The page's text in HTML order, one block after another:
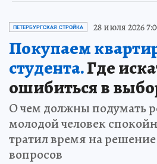
ПЕТЕРБУРГСКАЯ СТРОЙКА 28 июля 2026
Покупаем
студента.Где
ошибиться в
О чем должны подумать
молодой человек
тратил время на
вопросов